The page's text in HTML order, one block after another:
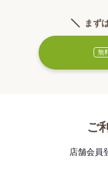
まず
無
ご
店舗会員